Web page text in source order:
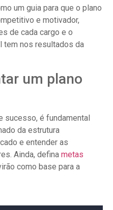
um guia para que o plano
e motivador,
de cada cargo e o
tem nos resultados da
um plano
sucesso, é fundamental
da estrutura
e entender as
Ainda, defina metas
como base para a